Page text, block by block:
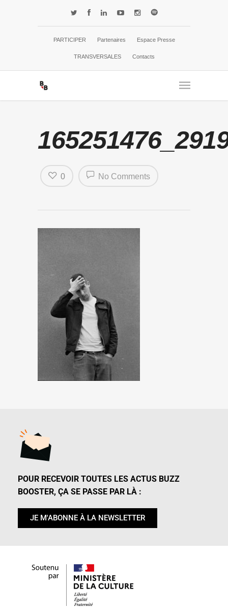
PARTICIPER Partenaires Espace Presse
TRANSVERSALES Contacts
No Comments
0
POUR RECEVOIR TOUTES LES ACTUS BUZZ
BOOSTER, ÇA SE PASSE PAR LÀ :
JE M'ABONNE À LA NEWSLETTER